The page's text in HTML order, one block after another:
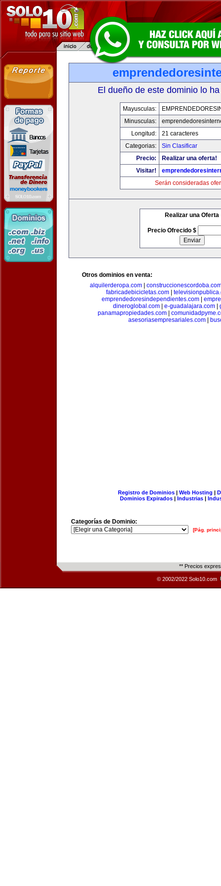
El dueño de este dominio lo
Mayusculas:
Minusculas:
Longitud:
21 caracteres
Categorias:
Sin Clasificar
Precio:
Realizar una oferta!
Visitar!
Serán consideradas
Realizar una Oferta
Precio Ofrecido $
Otros dominios en venta:
alquilerderopa.com|
fabricadebicicletas.com
emprendedoresindependientes.com|
dineroglobal.com
e-guadalajara.com
panamapropiedades.com|
asesoriasempresariales.com
Registro de Dominios| Web Hosting |
Dominios Expirados | Industrias |
Categorías de Dominio:
[Pág.
** Precios
© 2002/2022 Solo10.com